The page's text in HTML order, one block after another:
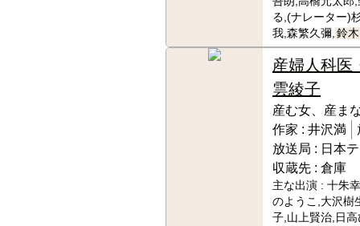
る,(ナレーター)
我,森繁久彌, 鈴
産婦人科医
雲綾子
産む女、産ま
作家 : 井沢満
放送局 : 日本
収蔵先 : 倉庫
主な出演 : 十朱
のようこ,大沢樹
子,山上賢治,日